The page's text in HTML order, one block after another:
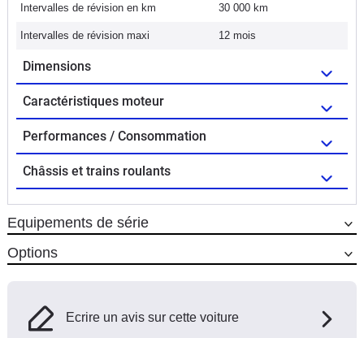
Intervalles de révision en km 30 000 km
Intervalles de révision maxi 12 mois
Dimensions
Caractéristiques moteur
Performances / Consommation
Châssis et trains roulants
Equipements de série
Options
Ecrire un avis sur cette voiture